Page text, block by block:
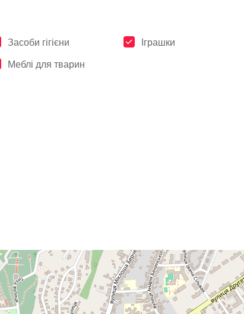
Засоби гігієни Іграшки
Меблі для тварин